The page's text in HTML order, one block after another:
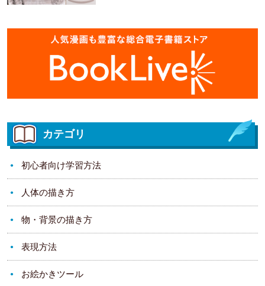
カテゴリ
初心者向け学習方法
人体の描き方
物・背景の描き方
表現方法
お絵かきツール